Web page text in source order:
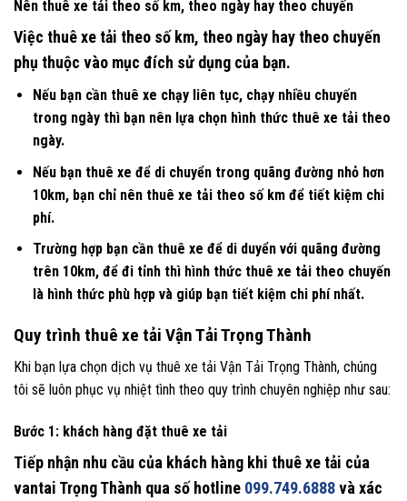
Nên thuê xe tải theo số km, theo ngày hay theo chuyến
Việc thuê xe tải theo số km, theo ngày hay theo chuyến
phụ thuộc vào mục đích sử dụng của bạn.
Nếu bạn cần thuê xe chạy liên tục, chạy nhiều chuyến
trong ngày thì bạn nên lựa chọn hình thức thuê xe tải theo
ngày.
Nếu bạn thuê xe để di chuyển trong quãng đường nhỏ hơn
10km, bạn chỉ nên thuê xe tải theo số km để tiết kiệm chi
phí.
Trường hợp bạn cần thuê xe để di duyển với quãng đường
trên 10km, để đi tỉnh thì hình thức thuê xe tải theo chuyến
là hình thức phù hợp và giúp bạn tiết kiệm chi phí nhất.
Quy trình thuê xe tải Vận Tải Trọng Thành
Khi bạn lựa chọn dịch vụ thuê xe tải Vận Tải Trọng Thành, chúng
tôi sẽ luôn phục vụ nhiệt tình theo quy trình chuyên nghiệp như sau:
Bước 1: khách hàng đặt thuê xe tải
Tiếp nhận nhu cầu của khách hàng khi thuê xe tải của
vantai Trọng Thành qua số hotline 099.749.6888và xác